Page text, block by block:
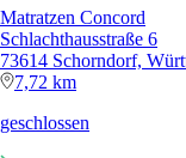
Matratzen Concord
Schlachthausstraße 6
73614 Schorndorf,
7,72 km
geschlossen